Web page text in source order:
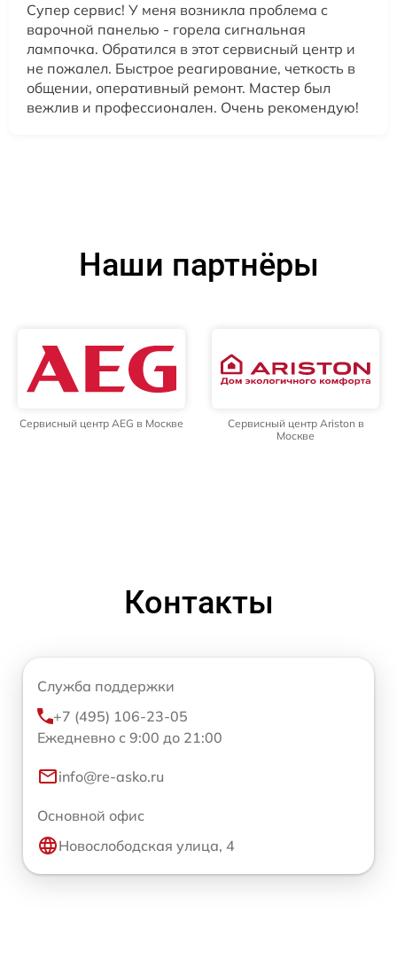
Супер сервис! У меня возникла проблема с
варочной панелью - горела сигнальная
лампочка. Обратился в этот сервисный центр и
не пожалел. Быстрое реагирование, четкость в
общении, оперативный ремонт. Мастер был
вежлив и профессионален. Очень рекомендую!
Наши партнёры
Сервисный центр AEG в Москве
Сервисный центр Ariston в
Москве
Контакты
Служба поддержки
+7 (495) 106-23-05
Ежедневно с 9:00 до 21:00
info@re-asko.ru
Основной офис
Новослободская улица, 4